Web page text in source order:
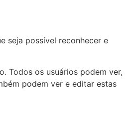
seja possível reconhecer e
Todos os usuários podem ver,
podem ver e editar estas